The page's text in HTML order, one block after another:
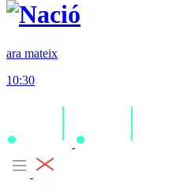
ara mateix
10:30